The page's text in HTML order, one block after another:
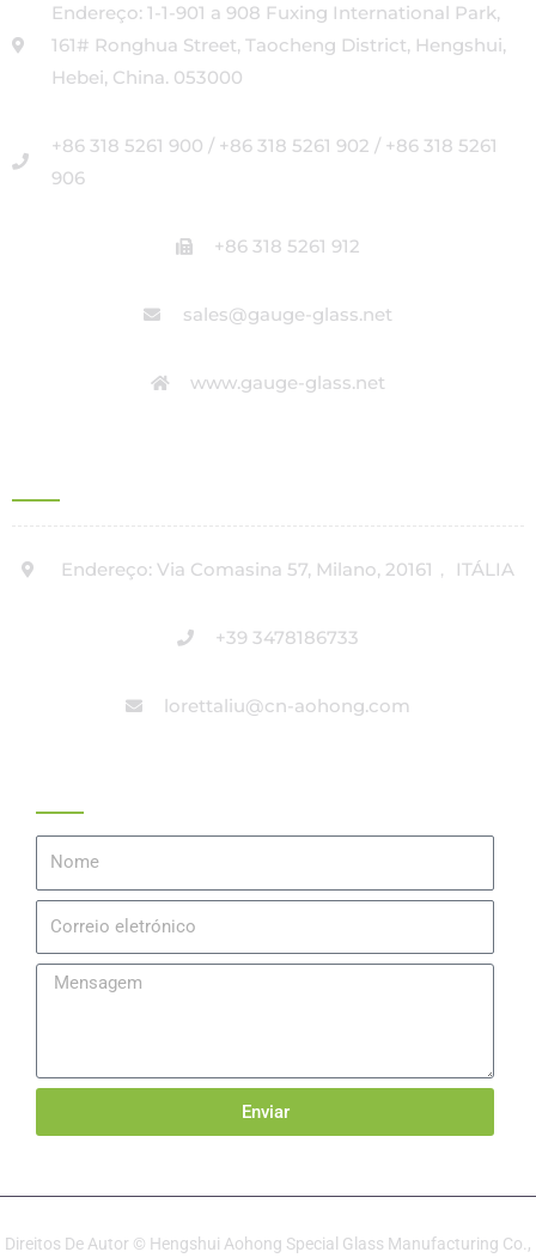
Endereço: 1-1-901 a 908 Fuxing International Park,
161# Ronghua Street, Taocheng District, Hengshui,
Hebei, China. 053000
+86 318 5261 900 / +86 318 5261 902 / +86 318 5261
906
+86 318 5261 912
sales@gauge-glass.net
www.gauge-glass.net
Endereço: Via Comasina 57, Milano, 20161， ITÁLIA
+39 3478186733
lorettaliu@cn-aohong.com
Nome
Correio
eletrónico
Mensagem
Enviar
Direitos De Autor © Hengshui Aohong Special Glass Manufacturing Co.,